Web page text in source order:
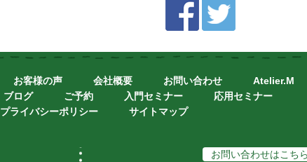
お客様の声 会社概要 お問い合わせ
Atelier.M
ブログ ご予約 入門セミナー
応用セミナー
プライバシーポリシー サイトマップ
お問い合わせはこちら